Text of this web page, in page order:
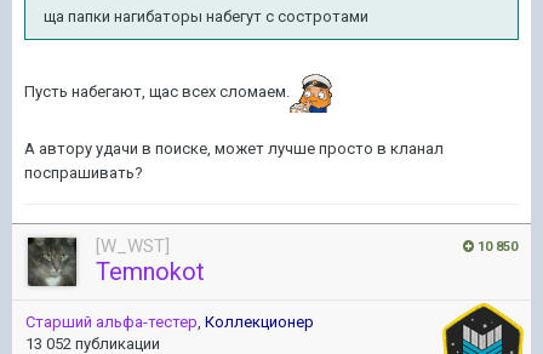
ща папки нагибаторы набегут с состротами
Пусть набегают, щас всех сломаем.
А автору удачи в поиске, может лучше просто в кланал
поспрашивать?
10 850
[W_WST]
Temnokot
Старший альфа-тестер Коллекционер
13 052 публикации